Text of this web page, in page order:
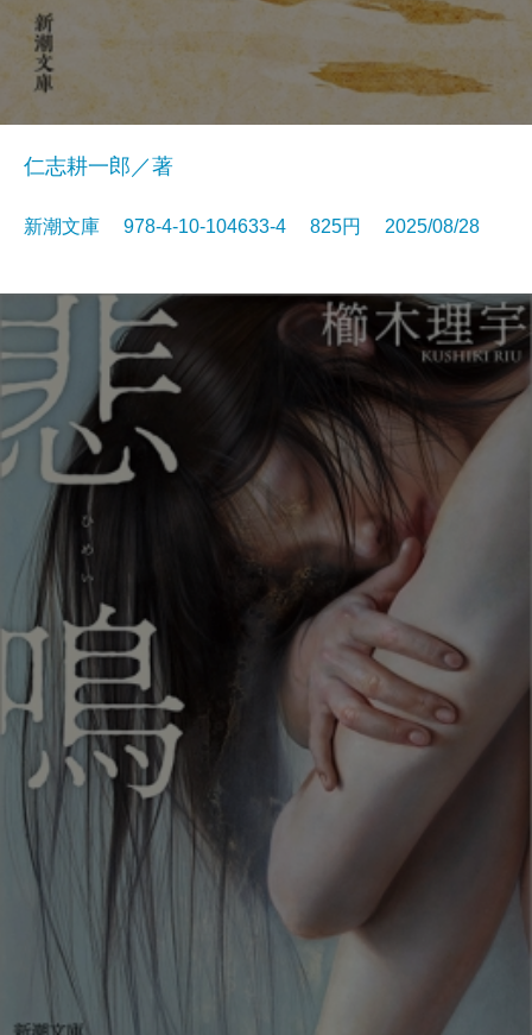
仁志耕一郎／著
新潮文庫 978-4-10-104633-4 825円 2025/08/28